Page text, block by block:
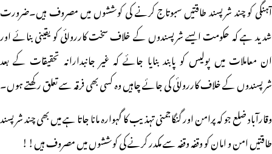
آہنگی کو چند شرپسند طاقتیں سبوتاج کرنے کی کوششوں میں مصروف ہیں۔ضرورت
شدید ہے کہ حکومت ایسے شرپسندوں کے خلاف سخت کارروائی کو یقینی بنائے اور
ان معاملات میں پولیس کو پابند بنایا جائے کہ غیر جانبدارانہ تحقیقات کے بعد
شرپسندوں کے خلاف کارروائی کی جائے چاہیں وہ کسی بھی فرقہ سے تعلق رکھتے ہوں۔
وقارآباد ضلع جو کہ پرامن اور گنگاجمنی تہذیب کا گہوارہ مانا جاتا ہے میں بھی چند شرپسند
طاقتیں امن و امان کو وقفہ وقفہ سے مکدر کرنے کی کوششوں میں مصروف ہیں!!